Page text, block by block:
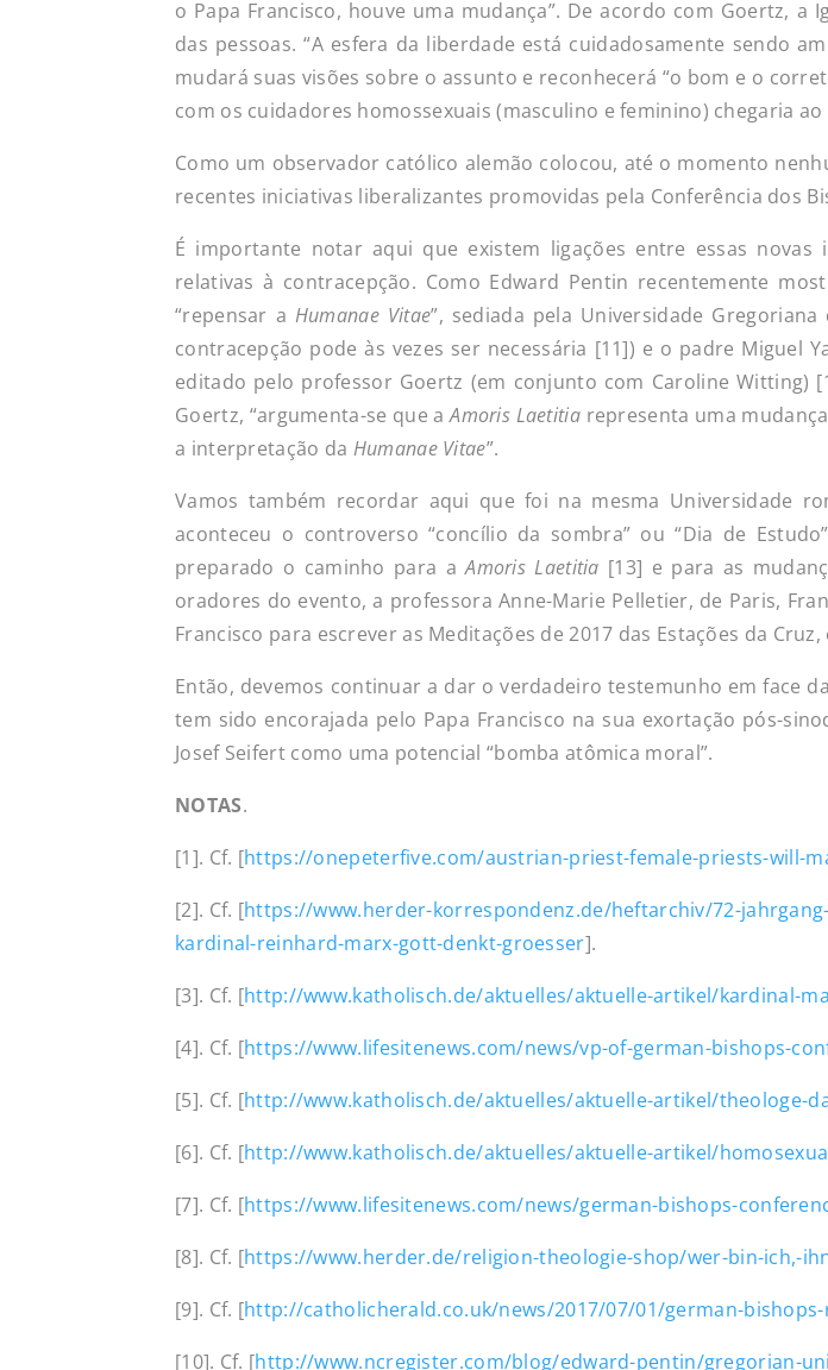
o Papa Francisco, houve uma mudança”. De acordo com Goertz,
das pessoas. “A esfera da liberdade está cuidadosamente sendo
mudará suas visões sobre o assunto e reconhecerá “o bom e o
com os cuidadores homossexuais (masculino e feminino) chegaria ao
Como um observador católico alemão colocou, até o momento
recentes iniciativas liberalizantes promovidas pela Conferência dos
É importante notar aqui que existem ligações entre essas novas
relativas à contracepção. Como Edward Pentin recentemente
“repensar a Humanae Vitae”, sediada pela Universidade
contracepção pode às vezes ser necessária [11]) e o padre Miguel
editado pelo professor Goertz (em conjunto com Caroline Witting)
Goertz, “argumenta-se que aAmoris Laetitiarepresenta uma
a interpretação da Humanae Vitae”.
Vamos também recordar aqui que foi na mesma Universidade
aconteceu o controverso “concílio da sombra” ou “Dia de
preparado o caminho para aAmoris Laetitia [13] e para as
oradores do evento, a professora Anne-Marie Pelletier, de Paris,
Francisco para escrever as Meditações de 2017 das Estações da Cruz,
Então, devemos continuar a dar o verdadeiro testemunho em face
tem sido encorajada pelo Papa Francisco na sua exortação pós-
Josef Seifert como uma potencial “bomba atômica moral”.
NOTAS.
[1]. Cf. [https://onepeterfive.com/austrian-priest-female-priests-will-
[2]. Cf. [https://www.herder-korrespondenz.de/heftarchiv/72-
kardinal-reinhard-marx-gott-denkt-groesser].
[3]. Cf. [http://www.katholisch.de/aktuelles/aktuelle-artikel/kardinal-
[4]. Cf. [https://www.lifesitenews.com/news/vp-of-german-bishops-
[5]. Cf. [http://www.katholisch.de/aktuelles/aktuelle-artikel/theologe-
[6]. Cf. [http://www.katholisch.de/aktuelles/aktuelle-artikel/
[7]. Cf. [https://www.lifesitenews.com/news/german-bishops-
[8]. Cf. [https://www.herder.de/religion-theologie-shop/wer-bin-ich,-
[9]. Cf. [http://catholicherald.co.uk/news/2017/07/01/german-
[10]. Cf. [http://www.ncregister.com/blog/edward-pentin/gregorian-